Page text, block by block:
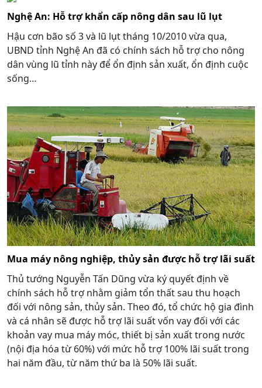
Nghệ An: Hỗ trợ khẩn cấp nông dân sau lũ lụt
Hậu cơn bão số 3 và lũ lụt tháng 10/2010 vừa qua,
UBND tỉnh Nghệ An đã có chính sách hỗ trợ cho nông
dân vùng lũ tỉnh này để ổn định sản xuất, ổn định cuộc
sống…
Mua máy nông nghiệp, thủy sản được hỗ trợ lãi suất
Thủ tướng Nguyễn Tấn Dũng vừa ký quyết định về
chính sách hỗ trợ nhằm giảm tổn thất sau thu hoạch
đối với nông sản, thủy sản. Theo đó, tổ chức hộ gia đình
và cá nhân sẽ được hỗ trợ lãi suất vốn vay đối với các
khoản vay mua máy móc, thiết bị sản xuất trong nước
(nội địa hóa từ 60%) với mức hỗ trợ 100% lãi suất trong
hai năm đầu, từ năm thứ ba là 50% lãi suất.